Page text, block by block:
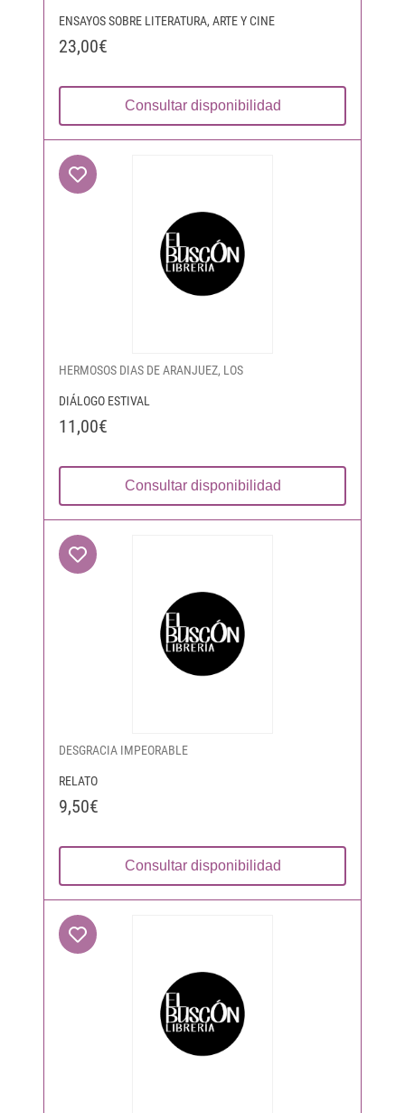
ENSAYOS SOBRE LITERATURA, ARTE Y CINE
23,00€
Consultar disponibilidad
HERMOSOS DIAS DE ARANJUEZ, LOS
DIÁLOGO ESTIVAL
11,00€
Consultar disponibilidad
DESGRACIA IMPEORABLE
RELATO
9,50€
Consultar disponibilidad